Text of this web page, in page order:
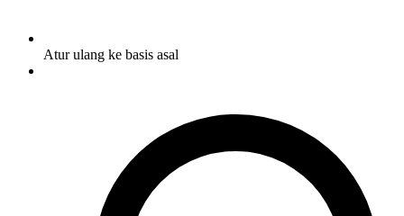
Atur ulang ke basis asal